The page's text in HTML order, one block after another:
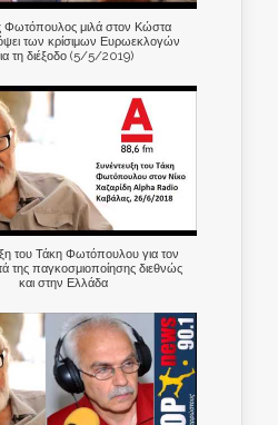
Φωτόπουλος μιλά στον Κώστα
των κρίσιμων Ευρωεκλογών
τη διέξοδο (5/5/2019)
του Τάκη Φωτόπουλου για τον
της παγκοσμιοποίησης διεθνώς
και στην Ελλάδα